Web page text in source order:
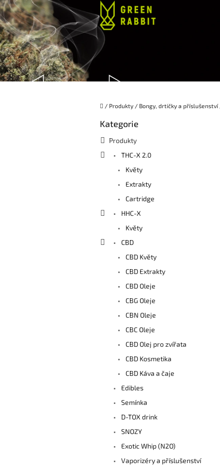
Přejít
na
obsah
Domů
/ Produkty / Bongy, drtičky a příslušenství
Přeskočit
Kategorie
Produkty
THC-X 2.0
Květy
Extrakty
Cartridge
HHC-X
Květy
CBD
CBD Květy
CBD Extrakty
CBD Oleje
CBG Oleje
CBN Oleje
CBC Oleje
CBD Olej pro zvířata
CBD Kosmetika
CBD Káva a čaje
Edibles
Semínka
D-TOX drink
SNOZY
Exotic Whip (N2O)
Vaporizéry a příslušenství